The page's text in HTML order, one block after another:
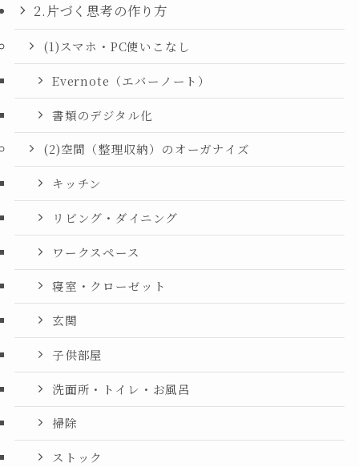
2.片づく思考の作り方
(1)スマホ・PC使いこなし
Evernote（エバーノート）
書類のデジタル化
(2)空間（整理収納）のオーガナイズ
キッチン
リビング・ダイニング
ワークスペース
寝室・クローゼット
玄関
子供部屋
洗面所・トイレ・お風呂
掃除
ストック